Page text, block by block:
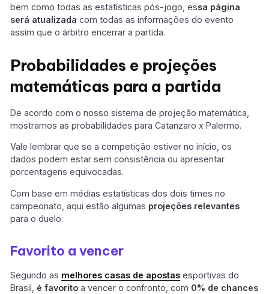
bem como todas as estatísticas pós-jogo, essa página
será atualizada com todas as informações do evento
assim que o árbitro encerrar a partida.
Probabilidades e projeções
matemáticas para a partida
De acordo com o nosso sistema de projeção matemática,
mostramos as probabilidades para Catanzaro x Palermo.
Vale lembrar que se a competição estiver no início, os
dados podem estar sem consistência ou apresentar
porcentagens equivocadas.
Com base em médias estatísticas dos dois times no
campeonato, aqui estão algumas projeções relevantes
para o duelo:
Favorito a vencer
Segundo as melhores casas de apostas esportivas do
Brasil, é favorito a vencer o confronto, com 0% de chances